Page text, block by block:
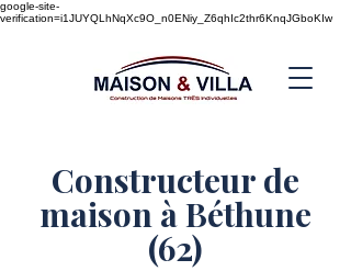
google-site-
verification=i1JUYQLhNqXc9O_n0ENiy_Z6qhIc2thr6KnqJGboKIw
Constructeur de
maison à Béthune
(62)